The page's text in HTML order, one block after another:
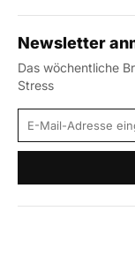
Newsletter
Das wöchentliche
Stress
E-Mail-Adresse